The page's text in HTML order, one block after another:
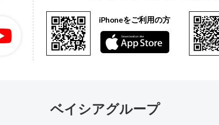
iPhoneをご利用の方
ベイシアグループ